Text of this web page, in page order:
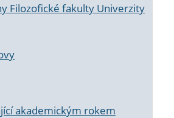
Filozofické fakulty Univerzity
akademickým rokem